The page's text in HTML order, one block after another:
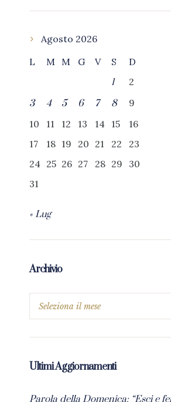
Agosto 2026
L
M M G V S
D
1
2
3
4 5 6 7 8
9
10
11 12 13 14 15
16
17
18 19 20 21 22
23
24 25 26 27 28 29
30
31
« Lug
Archivio
Ultimi Aggiornamenti
Parola della Domenica: “Esci e